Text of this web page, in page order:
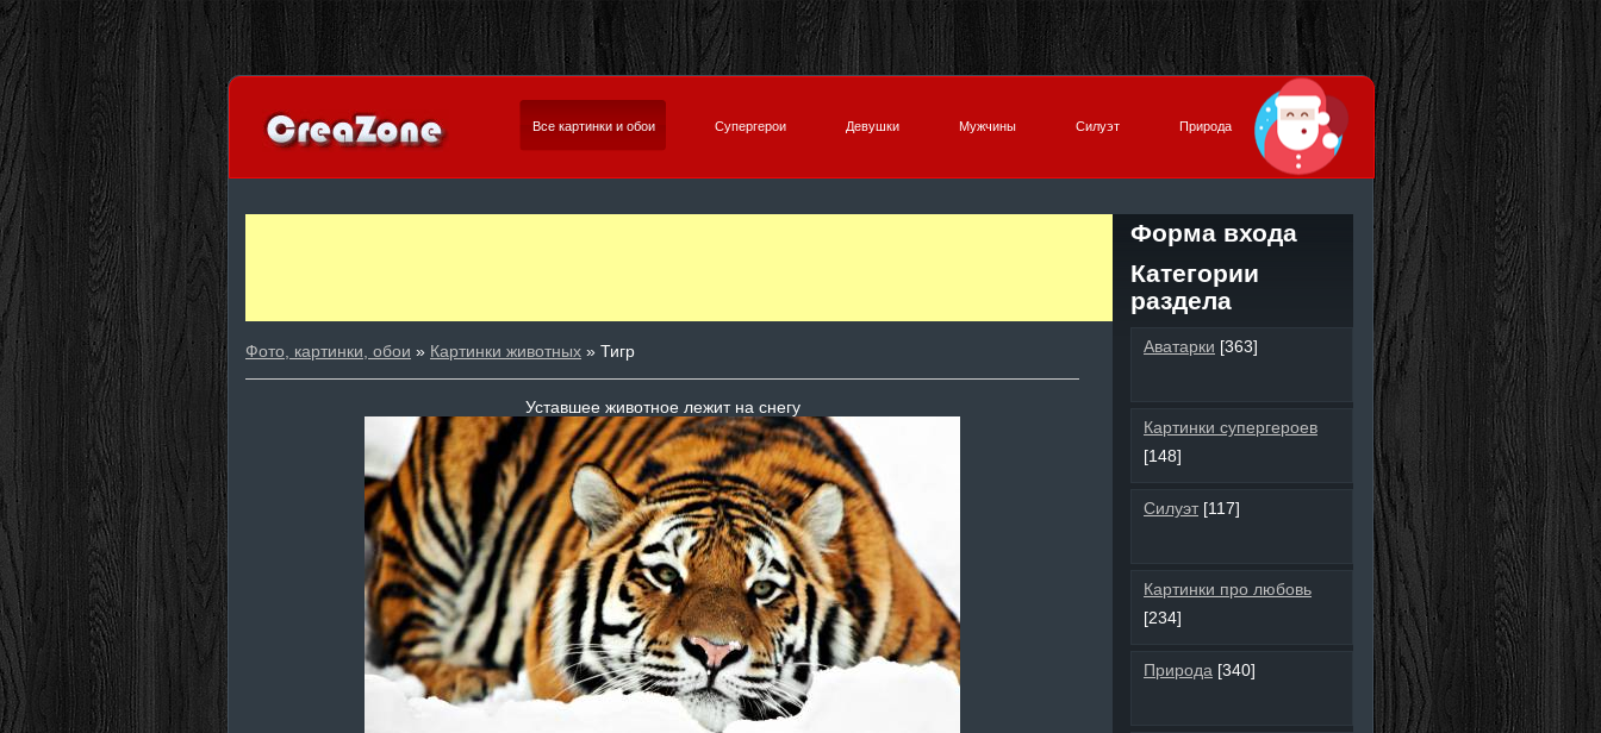
Все картинки и обои Супергерои Девушки Мужчины Силуэт Природа
Фото, картинки, обои » Картинки животных » Тигр
Уставшее животное лежит на снегу
Форма входа
Категории
раздела
Аватарки [363]
Картинки супергероев
[148]
Силуэт [117]
Картинки про любовь
[234]
Природа [340]